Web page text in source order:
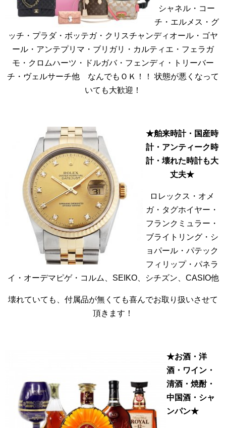
シャネル・コー
チ・エルメス・グ
ッチ・プラダ・ボッテガ・クリスチャンディオール・ゴヤ
ール・アンテプリマ・ブリガリ・カルティエ・フェラガ
モ・クロムハーツ・ドルガバ・フェンディ・トリーバー
チ・ヴェルサーチ他 なんでもＯＫ！！ 状態が悪くなって
いても大歓迎！
★舶来時計・国産時
計・アンティーク時
計・壊れた時計も大
丈夫★
ロレックス・オメ
ガ・タグホイヤー・
フランクミュラー・
ブライトリング・シ
ョパール・パテック
フィリップ・パネラ
イ・オーデマピゲ・コルム、SEIKO、シチズン、CASIO他
壊れていても、付属品が無くても喜んでお取り扱いさせて
頂きます！
★お酒・洋
酒・ワイン・
清酒・焼酎・
中国酒・シャ
ンパン★